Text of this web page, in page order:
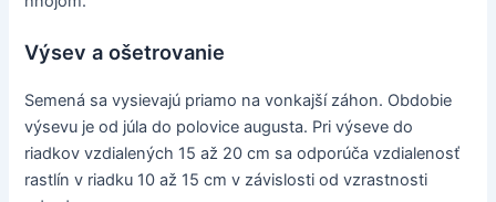
Výsev a ošetrovanie
Semená sa vysievajú priamo na vonkajší záhon. Obdobie
výsevu je od júla do polovice augusta. Pri výseve do
riadkov vzdialených 15 až 20 cm sa odporúča vzdialenosť
rastlín v riadku 10 až 15 cm v závislosti od vzrastnosti